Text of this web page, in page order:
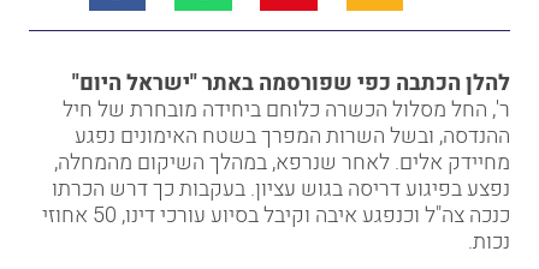
להלן הכתבה כפי שפורסמה באתר "ישראל היום"
ר', החל מסלול הכשרה כלוחם ביחידה מובחרת של חיל
ההנדסה, ובשל השרות המפרך בשטח האימונים נפגע
מחיידק אלים. לאחר שנרפא, במהלך השיקום מהמחלה,
נפצע בפיגוע דריסה בגוש עציון. בעקבות כך דרש הכרתו
כנכה צה"ל
וכנפגע איבה וקיבל בסיוע עורכי דינו, 50 אחוזי
נכות.